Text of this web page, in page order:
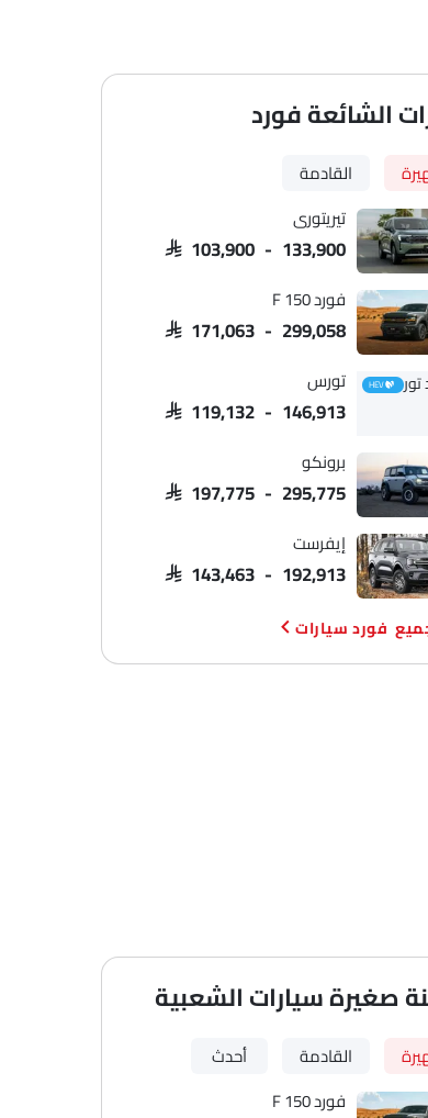
الشائعة فورد
القادمة
تيريتوري
SAR 103,900 - 133,900
فورد F 150
SAR 171,063 - 299,058
HEV تورس
SAR 119,132 - 146,913
برونكو
SAR 197,775 - 295,775
إيفرست
SAR 143,463 - 192,913
فورد سيارات
صغيرة سيارات الشعبية
القادمة
أحدث
فورد F 150